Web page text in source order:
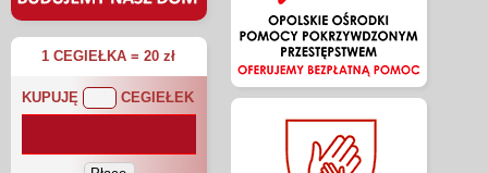
1 CEGIEŁKA = 20 zł
KUPUJĘ CEGIEŁEK